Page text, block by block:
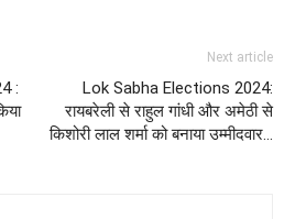
:
Next article
Lok Sabha Elections 2024:
रायबरेली से राहुल गांधी और अमेठी से
किशोरी लाल शर्मा को बनाया उम्मीदवार…